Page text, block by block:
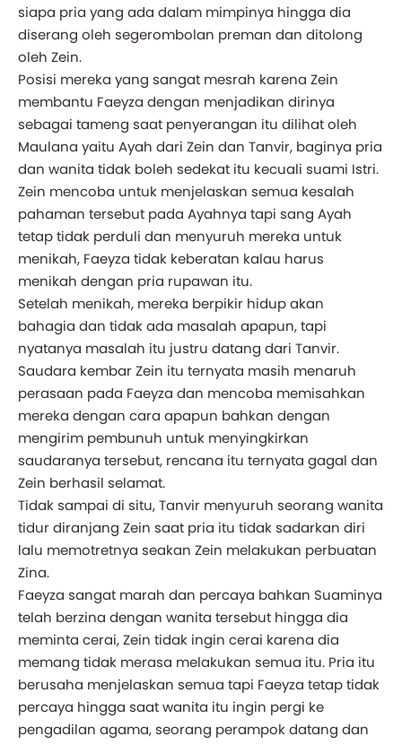
siapa pria yang ada dalam mimpinya hingga dia
diserang oleh segerombolan preman dan ditolong
oleh Zein.
Posisi mereka yang sangat mesrah karena Zein
membantu Faeyza dengan menjadikan dirinya
sebagai tameng saat penyerangan itu dilihat oleh
Maulana yaitu Ayah dari Zein dan Tanvir, baginya pria
dan wanita tidak boleh sedekat itu kecuali suami Istri.
Zein mencoba untuk menjelaskan semua kesalah
pahaman tersebut pada Ayahnya tapi sang Ayah
tetap tidak perduli dan menyuruh mereka untuk
menikah, Faeyza tidak keberatan kalau harus
menikah dengan pria rupawan itu.
Setelah menikah, mereka berpikir hidup akan
bahagia dan tidak ada masalah apapun, tapi
nyatanya masalah itu justru datang dari Tanvir.
Saudara kembar Zein itu ternyata masih menaruh
perasaan pada Faeyza dan mencoba memisahkan
mereka dengan cara apapun bahkan dengan
mengirim pembunuh untuk menyingkirkan
saudaranya tersebut, rencana itu ternyata gagal dan
Zein berhasil selamat.
Tidak sampai di situ, Tanvir menyuruh seorang wanita
tidur diranjang Zein saat pria itu tidak sadarkan diri
lalu memotretnya seakan Zein melakukan perbuatan
Zina.
Faeyza sangat marah dan percaya bahkan Suaminya
telah berzina dengan wanita tersebut hingga dia
meminta cerai, Zein tidak ingin cerai karena dia
memang tidak merasa melakukan semua itu. Pria itu
berusaha menjelaskan semua tapi Faeyza tetap tidak
percaya hingga saat wanita itu ingin pergi ke
pengadilan agama, seorang perampok datang dan